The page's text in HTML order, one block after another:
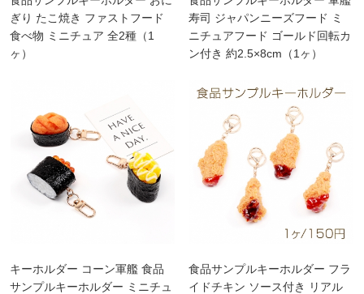
ぎり たこ焼き ファストフード
食べ物 ミニチュア 全2種（1
ヶ）
寿司 ジャパンニーズフード ミ
ニチュアフード ゴールド回転カ
ン付き 約2.5×8cm（1ヶ）
キーホルダー コーン軍艦 食品
サンプルキーホルダー ミニチュ
食品サンプルキーホルダー フラ
イドチキン ソース付き リアル